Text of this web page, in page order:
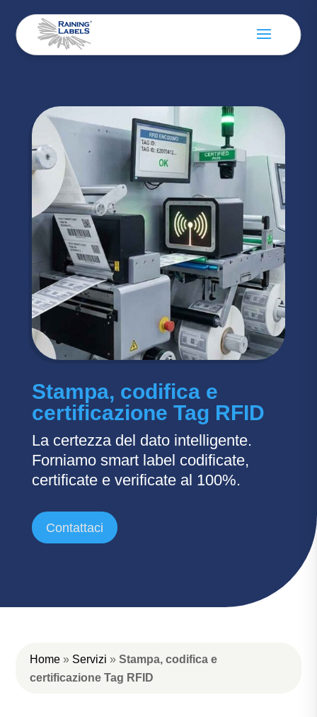
Stampa, codifica e
certificazione Tag RFID
La certezza del dato intelligente.
Forniamo smart label codificate,
certificate e verificate al 100%.
Contattaci
Home » Servizi »Stampa, codifica e
certificazione Tag RFID